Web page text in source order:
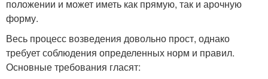
положении и может иметь как прямую, так и арочную
форму.
Весь процесс возведения довольно прост, однако
требует соблюдения определенных норм и правил.
Основные требования гласят: